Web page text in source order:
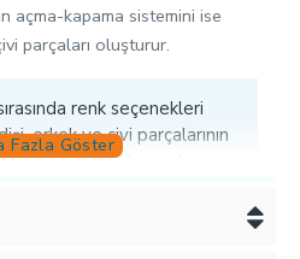
açma-kapama sistemini ise
parçaları oluşturur.
renk seçenekleri
erkek ve çivi parçalarının
Bu seçim, kumaşla